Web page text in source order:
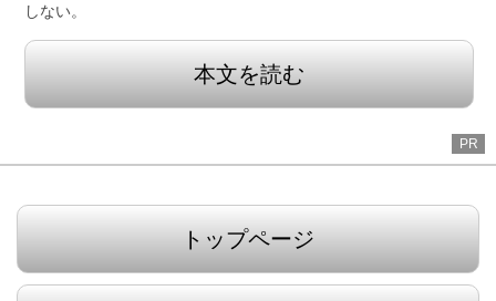
しない。
本文を読む
PR
トップページ